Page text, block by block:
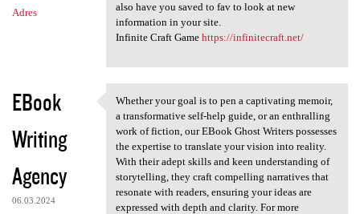
Adres
also have you saved to fav to look at new
information in your site.
Infinite Craft Game https://infinitecraft.net/
EBook
Writing
Agency
06.03.2024
Whether your goal is to pen a
Whether your goal is to pen a captivating memoir,
a transformative self-help guide, or an enthralling
work of fiction, our EBook Ghost Writers possesses
the expertise to translate your vision into reality.
With their adept skills and keen understanding of
storytelling, they craft compelling narratives that
resonate with readers, ensuring your ideas are
expressed with depth and clarity. For more